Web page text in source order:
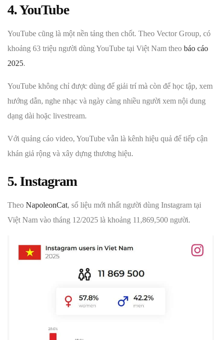
4. YouTube
YouTube cũng là một nền tảng then chốt. Theo Vector Group, có
khoảng 63 triệu người dùng YouTube tại Việt Nam theo báo cáo
2025.
YouTube không chỉ được dùng để giải trí mà còn để học tập, xem
hướng dẫn, nghe nhạc và ngày càng nhiều người xem nội dung
dạng dài hoặc livestream.
Với quảng cáo video, YouTube vẫn là kênh hiệu quả để tiếp cận
khán giả rộng và xây dựng thương hiệu.
5. Instagram
Theo NapoleonCat, số liệu mới nhất người dùng Instagram tại
Việt Nam vào tháng 12/2025 là khoảng 11,869,500 người.